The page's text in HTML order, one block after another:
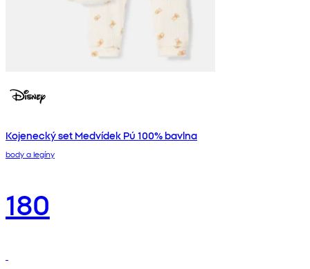
Kojenecký set Medvídek Pú 100% bavlna
body a legíny
180